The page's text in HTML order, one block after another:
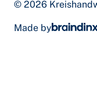
© 2026
Made by